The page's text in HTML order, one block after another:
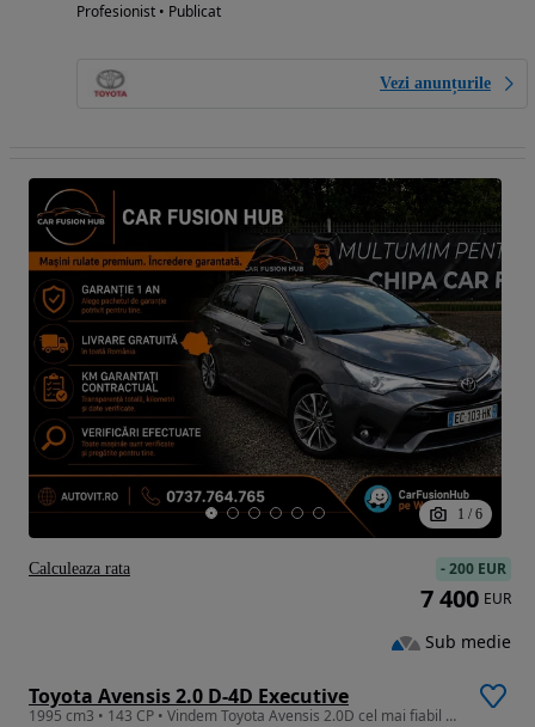
Profesionist • Publicat
Vezi anunțurile
1 / 6
Toyota Avensis 2.0 D-4D Executive
1995 cm3 • 143 CP • Vindem Toyota Avensis 2.0D cel mai fiabil motor ! Garantie 1 an !
-200 EUR
7 400 EUR
Sub medie
Calculeaza rata